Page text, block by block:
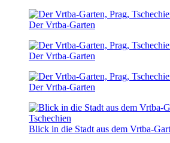
Der Vrtba-Garten
Der Vrtba-Garten
Der Vrtba-Garten
Blick in die Stadt aus dem Vrtba-